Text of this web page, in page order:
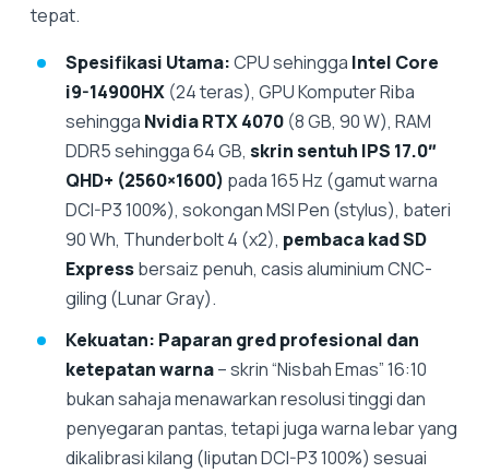
tepat.
Spesifikasi Utama:CPU sehingga Intel Core
i9-14900HX (24 teras), GPU Komputer Riba
sehingga Nvidia RTX 4070 (8 GB, 90 W), RAM
DDR5 sehingga 64 GB, skrin sentuh IPS 17.0″
QHD+ (2560×1600) pada 165 Hz (gamut warna
DCI-P3 100%), sokongan MSI Pen (stylus), bateri
90 Wh, Thunderbolt 4 (x2), pembaca kad SD
Expressbersaiz penuh, casis aluminium CNC-
giling (Lunar Gray).
Kekuatan: Paparan gred profesional dan
ketepatan warna– skrin “Nisbah Emas” 16:10
bukan sahaja menawarkan resolusi tinggi dan
penyegaran pantas, tetapi juga warna lebar yang
dikalibrasi kilang (liputan DCI-P3 100%) sesuai